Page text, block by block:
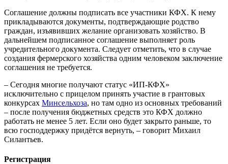
Соглашение должны подписать все участники КФХ. К нему
прикладываются документы, подтверждающие родство
граждан, изъявивших желание организовать хозяйство. В
дальнейшем подписанное соглашение выполняет роль
учредительного документа. Следует отметить, что в случае
создания фермерского хозяйства одним человеком заключение
соглашения не требуется.
– Сегодня многие получают статус «ИП-КФХ»
исключительно с прицелом принять участие в грантовых
конкурсах Минсельхоза, но там одно из основных требований
– после получения бюджетных средств это КФХ должно
работать не менее 5 лет. Если оно будет закрыто раньше, то
всю господдержку придётся вернуть, – говорит Михаил
Силантьев.
Регистрация